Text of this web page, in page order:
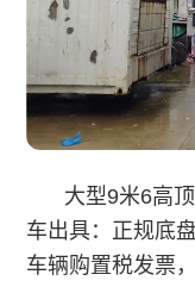
大型9米6高
车出具：正规底
车辆购置税发票